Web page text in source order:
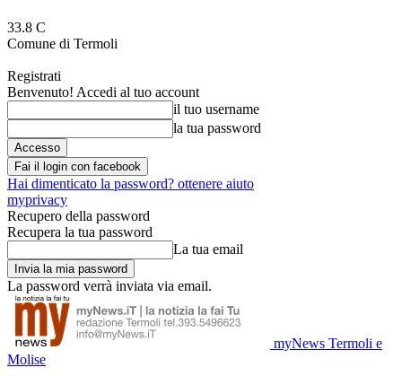
33.8 C
Comune di Termoli
Registrati
Benvenuto! Accedi al tuo account
il tuo username
la tua password
Fai il login con facebook
Hai dimenticato la password? ottenere aiuto
myprivacy
Recupero della password
Recupera la tua password
La tua email
La password verrà inviata via email.
myNews Termoli e
Molise